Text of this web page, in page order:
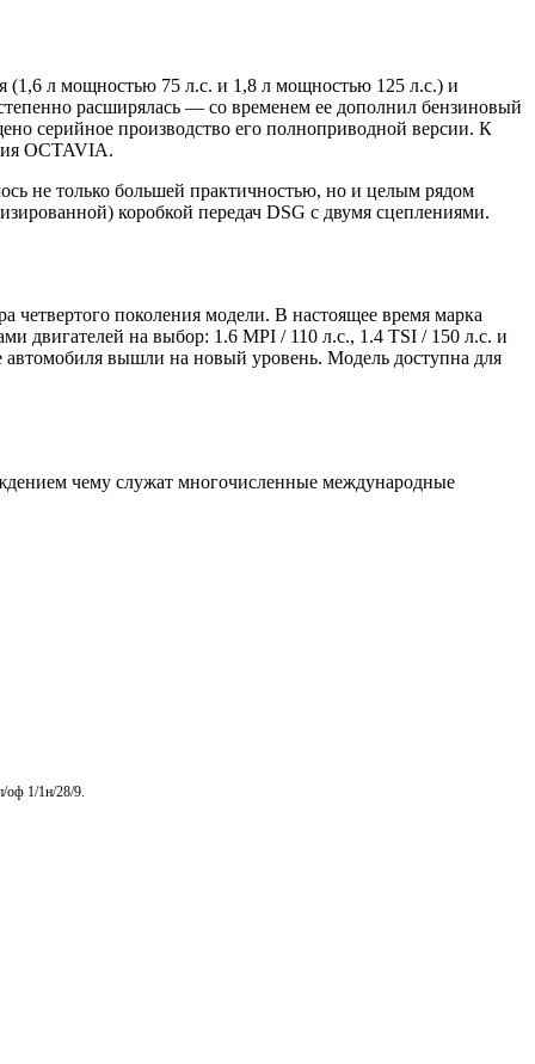
(1,6 л мощностью 75 л.с. и 1,8 л мощностью 125 л.с.) и
расширялась — со временем ее дополнил бензиновый
серийное производство его полноприводной версии. К
OCTAVIA.
не только большей практичностью, но и целым рядом
коробкой передач DSG с двумя сцеплениями.
четвертого поколения модели. В настоящее время марка
двигателей на выбор: 1.6 MPI / 110 л.с., 1.4 TSI / 150 л.с. и
автомобиля вышли на новый уровень. Модель доступна для
чему служат многочисленные международные
оф 1/1н/28/9.